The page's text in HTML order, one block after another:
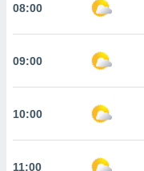
al sito
08:00
09:00
10:00
11:00